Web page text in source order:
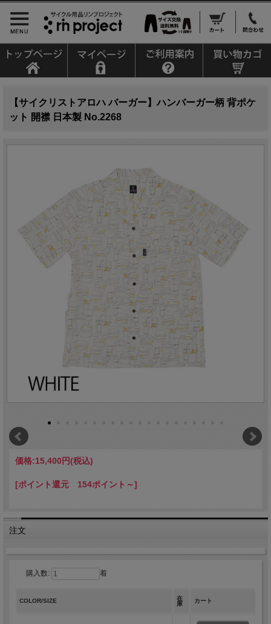
【サイクリストアロハ バーガー】ハンバーガー柄 背ポケ
ット 開襟 日本製 No.2268
価格:15,400円(税込)
[ポイント還元 154ポイント～]
注文
購入数: 着
COLOR/SIZE
在
庫
カート